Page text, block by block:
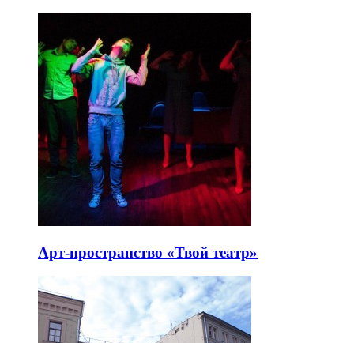
Арт-пространство «Твой театр»